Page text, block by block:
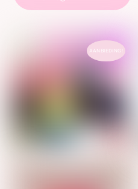
€42.44.
AANBIEDING!